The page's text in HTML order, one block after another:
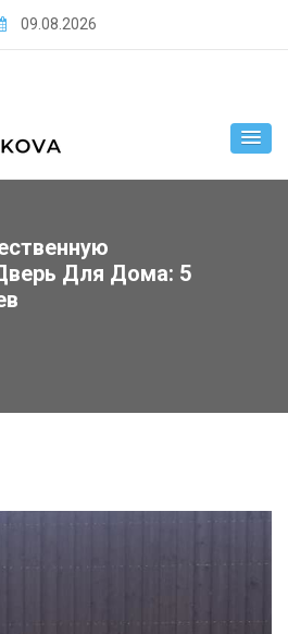
09.08.2026
Для Дома: 5